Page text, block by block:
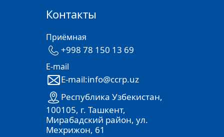
Контакты
Приёмная
+998 78 150 13 69
E-mail
E-mail:info@ccrp.uz
Республика Узбекистан,
100105, г. Ташкент,
Мирабадский район, ул.
Мехрижон, 61